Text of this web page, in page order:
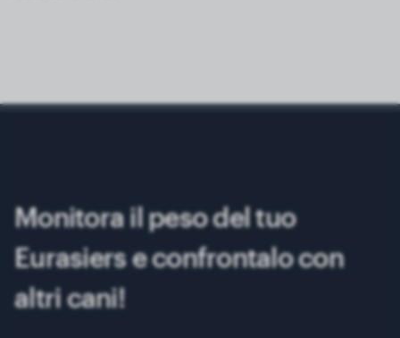
Monitora il peso del tuo
Eurasiers e confrontalo con
altri cani!